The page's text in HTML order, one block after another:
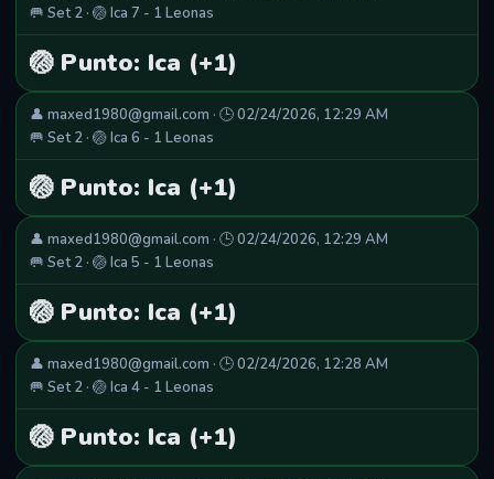
🥅 Set 2 · 🏐 Ica 7 - 1 Leonas
🏐 Punto: Ica (+1)
👤 maxed1980@gmail.com · 🕒 02/24/2026, 12:29 AM
🥅 Set 2 · 🏐 Ica 6 - 1 Leonas
🏐 Punto: Ica (+1)
👤 maxed1980@gmail.com · 🕒 02/24/2026, 12:29 AM
🥅 Set 2 · 🏐 Ica 5 - 1 Leonas
🏐 Punto: Ica (+1)
👤 maxed1980@gmail.com · 🕒 02/24/2026, 12:28 AM
🥅 Set 2 · 🏐 Ica 4 - 1 Leonas
🏐 Punto: Ica (+1)